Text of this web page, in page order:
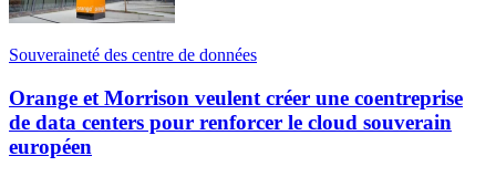
Souveraineté des centre de données
Orange et Morrison veulent créer une coentreprise
de data centers pour renforcer le cloud souverain
européen